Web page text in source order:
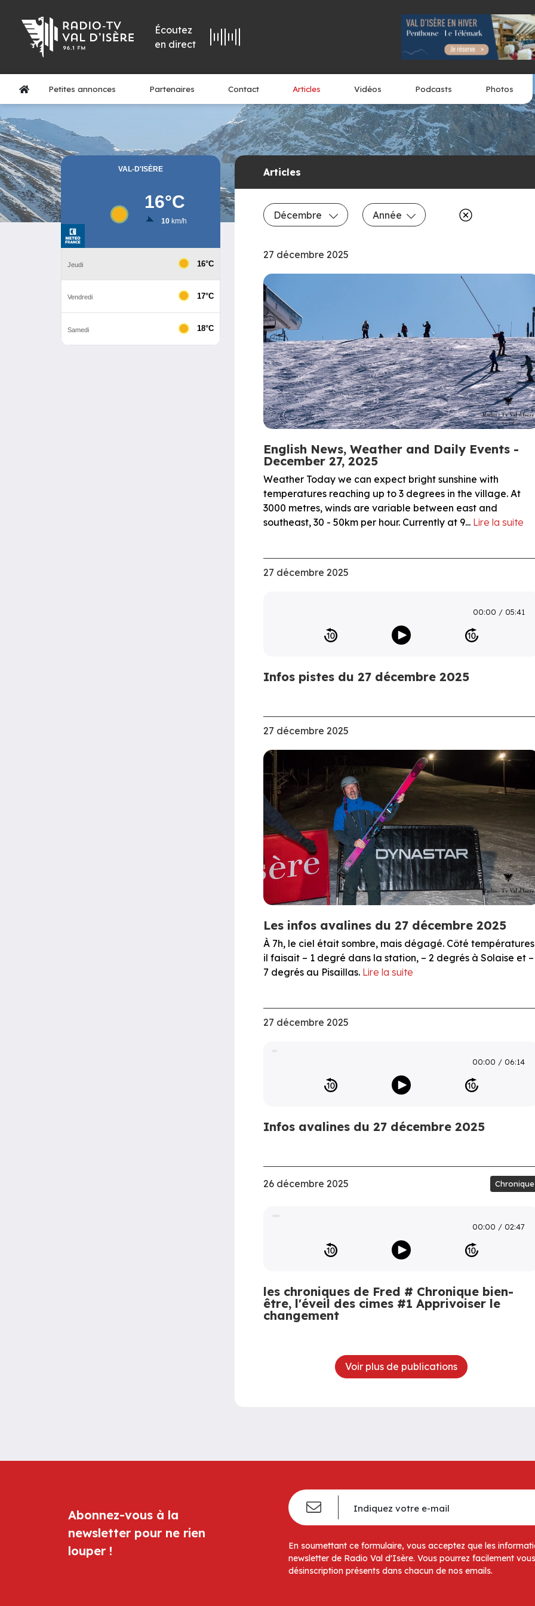
Écoutez
en direct
Petites annonces Partenaires Contact Articles Vidéos Podcasts Photos
Articles
Décembre Année
27 décembre 2025
English News, Weather and Daily Events -
December 27, 2025
Weather Today we can expect bright sunshine with
temperatures reaching up to 3 degrees in the village. At
3000 metres, winds are variable between east and
southeast, 30 - 50km per hour. Currently at 9... Lire la suite
27 décembre 2025
00:00 05:41
Infos pistes du 27 décembre 2025
27 décembre 2025
Les infos avalines du 27 décembre 2025
À 7h, le ciel était sombre, mais dégagé. Côté
il faisait – 1 degré dans la station, – 2 degrés à Solaise et –
7 degrés au Pisaillas. Lire la suite
27 décembre 2025
00:00 06:14
Infos avalines du 27 décembre 2025
26 décembre 2025 Chronique
00:00 02:47
les chroniques de Fred # Chronique bien-
être, l'éveil des cimes #1 Apprivoiser le
changement
Voir plus de publications
Abonnez-vous à la
newsletter pour ne rien
louper !
En soumettant ce formulaire, vous acceptez que les
newsletter de Radio Val d'Isère. Vous pourrez facilement
désinscription présents dans chacun de nos emails.